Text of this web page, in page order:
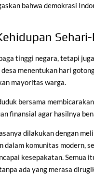
bahwa demokrasi
Sehari-
tinggi negara, tetapi
menentukan hari
mayoritas warga.
bersama
finansial agar hasilnya
dilakukan dengan
dalam komunitas modern,
kesepakatan. Semua
ada yang merasa